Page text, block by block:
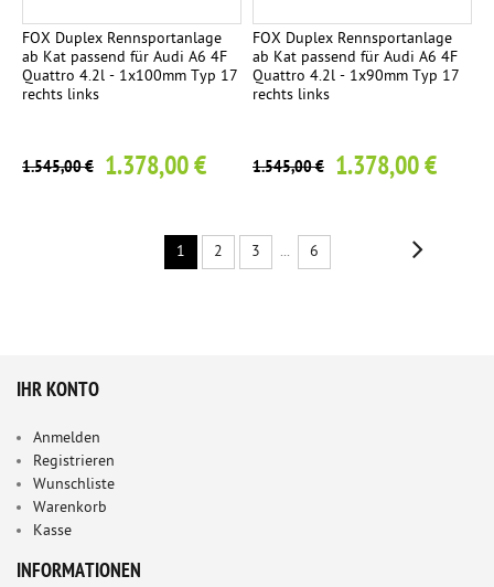
FOX Duplex Rennsportanlage
ab Kat passend für Audi A6 4F
Quattro 4.2l - 1x100mm Typ 17
rechts links
1.545,00 € 1.378,00 €
FOX Duplex Rennsportanlage
ab Kat passend für Audi A6 4F
Quattro 4.2l - 1x90mm Typ 17
rechts links
1.545,00 € 1.378,00 €
1 2 3 ... 6
IHR KONTO
Anmelden
Registrieren
Wunschliste
Warenkorb
Kasse
INFORMATIONEN